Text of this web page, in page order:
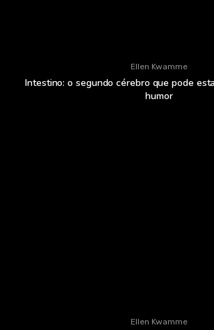
Ellen Kwamme
Intestino: o segundo cérebro que pode
humor
Ellen Kwamme